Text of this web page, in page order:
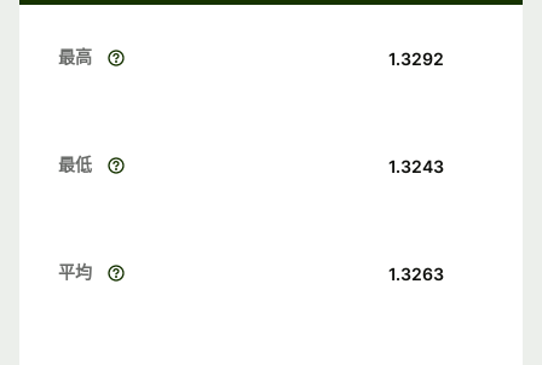
最高 1.3292
最低 1.3243
平均 1.3263